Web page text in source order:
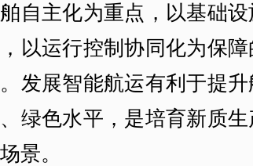
自主化为重点，以基础
以运行控制协同化为保
发展智能航运有利于提
绿色水平，是培育新质
景。